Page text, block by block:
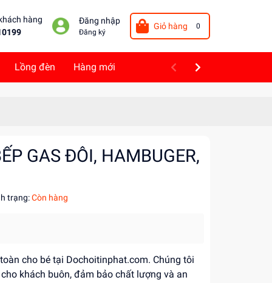
hàng
Đăng nhập
Đăng ký
Giỏ hàng 0
Lồng đèn Hàng mới
GAS ĐÔI, HAMBUGER,
trạng:Còn hàng
cho bé tại Dochoitinphat.com. Chúng tôi
khách buôn, đảm bảo chất lượng và an